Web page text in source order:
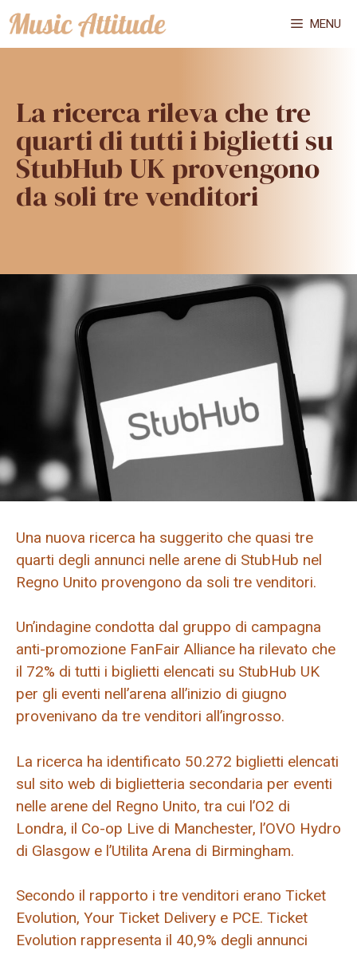
Vai
al
MENU
La ricerca rileva che tre
quarti di tutti i biglietti su
StubHub UK provengono
da soli tre venditori
Una nuova ricerca ha suggerito che quasi tre
quarti degli annunci nelle arene di StubHub nel
Regno Unito provengono da soli tre venditori.
Un’indagine condotta dal gruppo di campagna
anti-promozione FanFair Alliance ha rilevato che
il 72% di tutti i biglietti elencati su StubHub UK
per gli eventi nell’arena all’inizio di giugno
provenivano da tre venditori all’ingrosso.
La ricerca ha identificato 50.272 biglietti elencati
sul sito web di biglietteria secondaria per eventi
nelle arene del Regno Unito, tra cui l’O2 di
Londra, il Co-op Live di Manchester, l’OVO Hydro
di Glasgow e l’Utilita Arena di Birmingham.
Secondo il rapporto i tre venditori erano Ticket
Evolution, Your Ticket Delivery e PCE. Ticket
Evolution rappresenta il 40,9% degli annunci